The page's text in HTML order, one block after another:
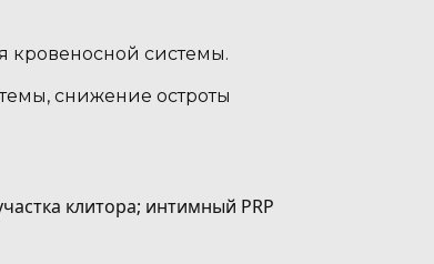
кровеносной системы.
снижение остроты
клитора; интимный PRP